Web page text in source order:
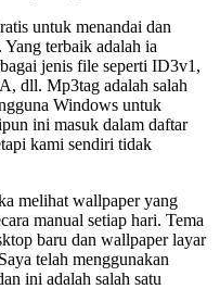
untuk menandai dan
terbaik adalah ia
jenis file seperti ID3v1,
dll. Mp3tag adalah salah
Windows untuk
ini masuk dalam daftar
kami sendiri tidak
melihat wallpaper yang
manual setiap hari. Tema
baru dan wallpaper layar
telah menggunakan
ini adalah salah satu